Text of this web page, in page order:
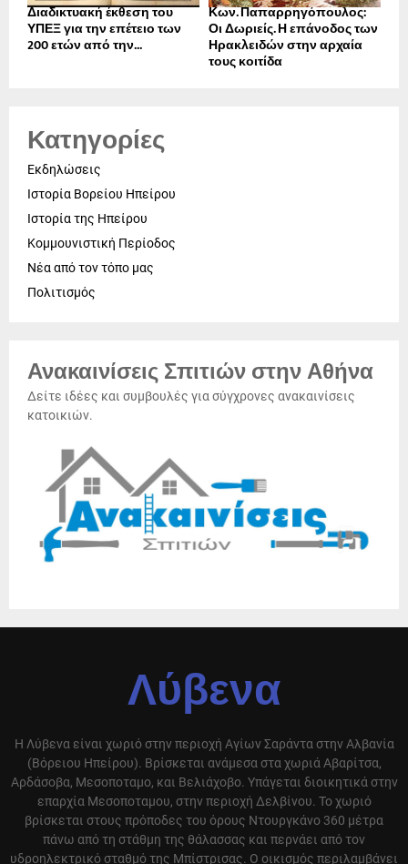
Διαδικτυακή έκθεση του
ΥΠΕΞ για την επέτειο των
200 ετών από την...
Κων. Παπαρρηγόπουλος:
Οι Δωριείς. Η επάνοδος των
Ηρακλειδών στην αρχαία
τους κοιτίδα
Κατηγορίες
Εκδηλώσεις
Ιστορία Βορείου Ηπείρου
Ιστορία της Ηπείρου
Κομμουνιστική Περίοδος
Νέα από τον τόπο μας
Πολιτισμός
Ανακαινίσεις Σπιτιών στην Αθήνα
Δείτε ιδέες και συμβουλές για σύγχρονες ανακαινίσεις
κατοικιών.
Λύβενα
Η Λύβενα είναι χωριό στην περιοχή Αγίων Σαράντα στην Αλβανία
(Βόρειου Ηπείρου). Βρίσκεται ανάμεσα στα χωριά Αβαρίτσα,
Αρδάσοβα, Μεσοποταμο, και Βελιάχοβο. Υπάγεται διοικητικά στην
επαρχία Μεσοποταμου, στην περιοχή Δελβίνου. Το χωριό
βρίσκεται στους πρόποδες του όρους Ντουργκάνο 360 μέτρα
πάνω από τη στάθμη της θάλασσας και περνάει από τον
υδροηλεκτρικό σταθμό της Μπίστρισας. Ο οικισμός περιλαμβάνει